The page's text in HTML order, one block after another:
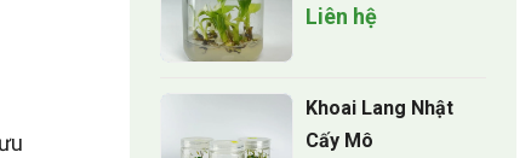
Liên hệ
Khoai Lang Nhật
Cấy Mô